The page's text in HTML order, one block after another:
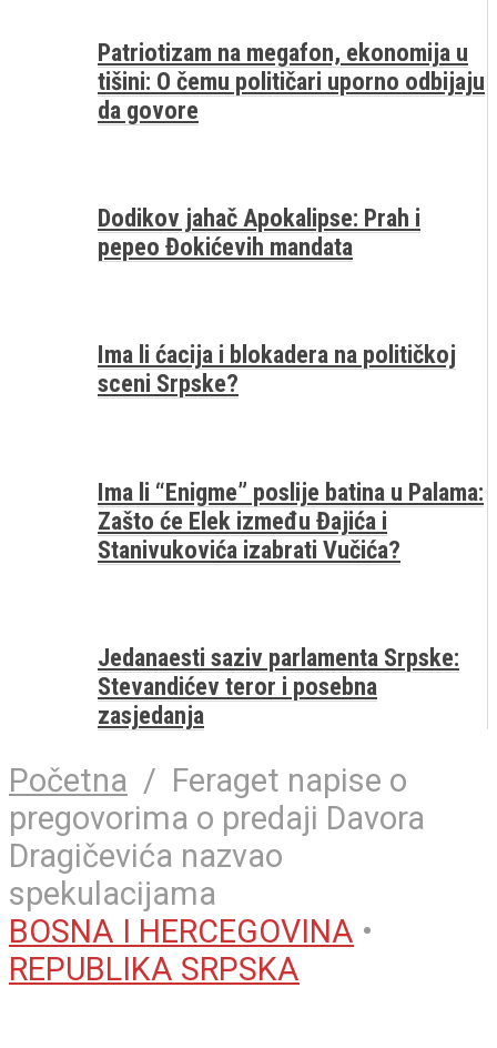
Patriotizam na megafon, ekonomija u
tišini: O čemu političari uporno odbijaju
da govore
Dodikov jahač Apokalipse: Prah i
pepeo Đokićevih mandata
Ima li ćacija i blokadera na političkoj
sceni Srpske?
Ima li “Enigme” poslije batina u Palama:
Zašto će Elek između Đajića i
Stanivukovića izabrati Vučića?
Jedanaesti saziv parlamenta Srpske:
Stevandićev teror i posebna
zasjedanja
Početna / Feraget napise o
pregovorima o predaji Davora
Dragičevića nazvao
spekulacijama
BOSNA I HERCEGOVINA •
REPUBLIKA SRPSKA